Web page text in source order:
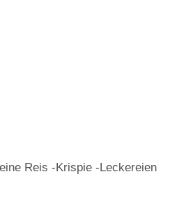
Reis -Krispie -Leckereien